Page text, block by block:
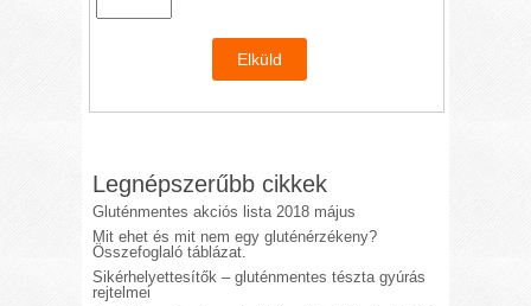
Legnépszerűbb cikkek
Gluténmentes akciós lista 2018 május
Mit ehet és mit nem egy gluténérzékeny?
Összefoglaló táblázat.
Sikérhelyettesítők – gluténmentes tészta gyúrás
rejtelmei